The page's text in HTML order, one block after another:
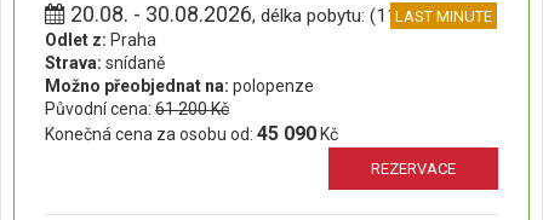
20.08. - 30.08.2026, délka pobytu: (11 dní)LAST MINUTE
Odlet z: Praha
Strava: snídaně
Možno přeobjednat na: polopenze
Původní cena: 61 200 Kč
Konečná cena za osobu od: 45 090 Kč
REZERVACE